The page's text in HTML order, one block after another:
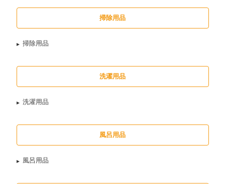
掃除用品
掃除用品
洗濯用品
洗濯用品
風呂用品
風呂用品